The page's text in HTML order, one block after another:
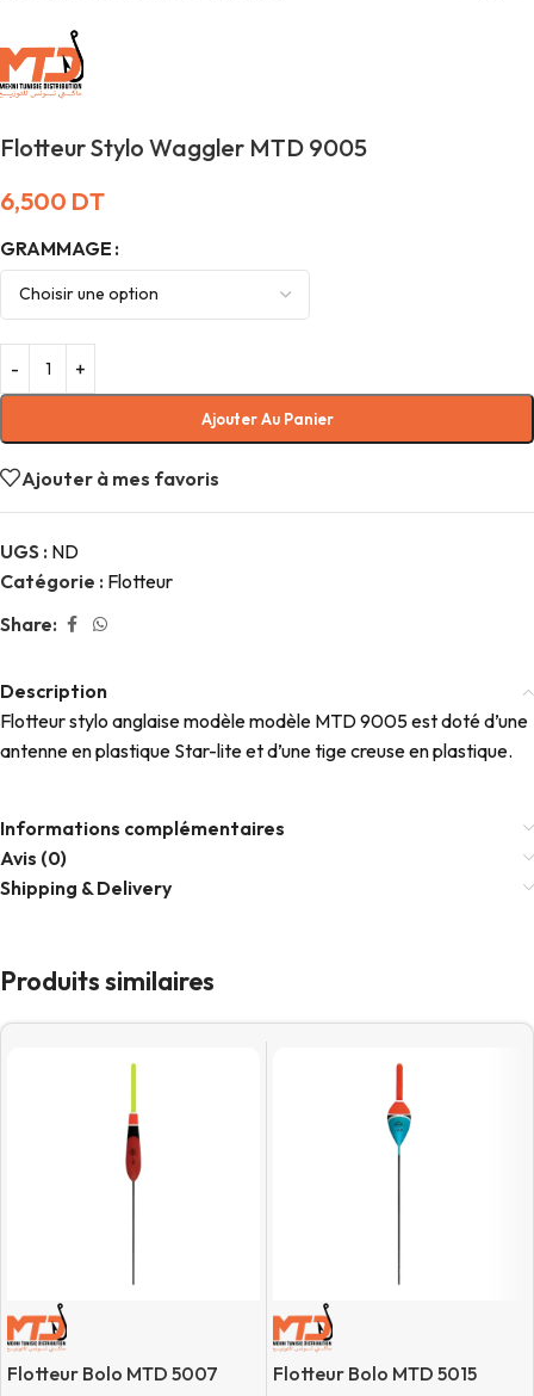
Flotteur Stylo Waggler MTD 9005
6,500 DT
GRAMMAGE
Ajouter Au Panier
Ajouter à mes favoris
UGS : ND
Catégorie : Flotteur
Share:
Description
Flotteur stylo anglaise modèle modèle MTD 9005 est doté d’une
antenne en plastique Star-lite et d’une tige creuse en plastique.
Informations complémentaires
Avis (0)
Shipping & Delivery
Produits similaires
Flotteur Bolo MTD 5007 Flotteur Bolo MTD 5015